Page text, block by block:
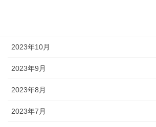
2023年10月
2023年9月
2023年8月
2023年7月